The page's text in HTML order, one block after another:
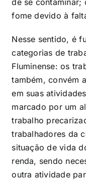
fome devido à
Nesse sentido, é
categorias de
Fluminense: os
também, convém
em suas
marcado por um
trabalho
trabalhadores da
situação de vida
renda, sendo
outra atividade